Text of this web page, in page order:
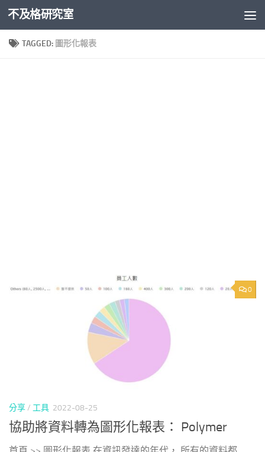
Skip to content
不及格研究室
TAGGED: 圖形化報表
0
分享/ 工具 2022-08-25
協助將資料轉為圖形化報表： Polymer